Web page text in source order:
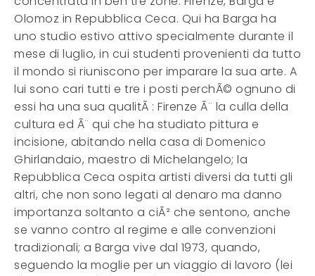
Olomoz in Repubblica Ceca. Qui ha Barga ha
uno studio estivo attivo specialmente durante il
mese di luglio, in cui studenti provenienti da tutto
il mondo si riuniscono per imparare la sua arte. A
lui sono cari tutti e tre i posti perchÃ© ognuno di
essi ha una sua qualitÃ : Firenze Ã¨ la culla della
cultura ed Ã¨ qui che ha studiato pittura e
incisione, abitando nella casa di Domenico
Ghirlandaio, maestro di Michelangelo; la
Repubblica Ceca ospita artisti diversi da tutti gli
altri, che non sono legati al denaro ma danno
importanza soltanto a ciÃ² che sentono, anche
se vanno contro al regime e alle convenzioni
tradizionali; a Barga vive dal 1973, quando,
seguendo la moglie per un viaggio di lavoro (lei